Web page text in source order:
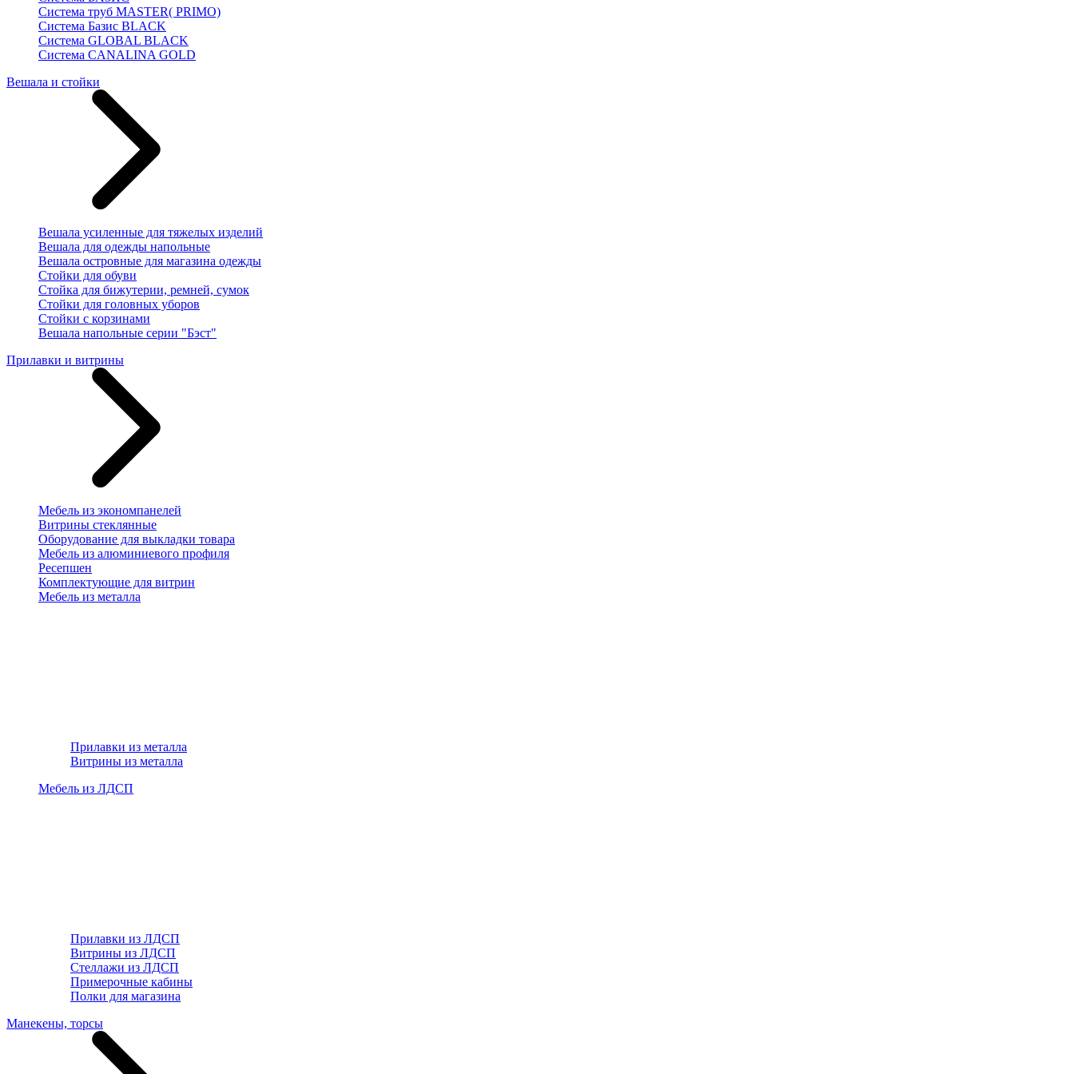
Система труб MASTER( PRIMO)
Система Базис BLACK
Система GLOBAL BLACK
Система CANALINA GOLD
Вешала и стойки
Вешала усиленные для тяжелых изделий
Вешала для одежды напольные
Вешала островные для магазина одежды
Стойки для обуви
Стойка для бижутерии, ремней, сумок
Стойки для головных уборов
Стойки с корзинами
Вешала напольные серии "Бэст"
Прилавки и витрины
Мебель из экономпанелей
Витрины стеклянные
Оборудование для выкладки товара
Мебель из алюминиевого профиля
Ресепшен
Комплектующие для витрин
Мебель из металла
Прилавки из металла
Витрины из металла
Мебель из ЛДСП
Прилавки из ЛДСП
Витрины из ЛДСП
Стеллажи из ЛДСП
Примерочные кабины
Полки для магазина
Манекены, торсы